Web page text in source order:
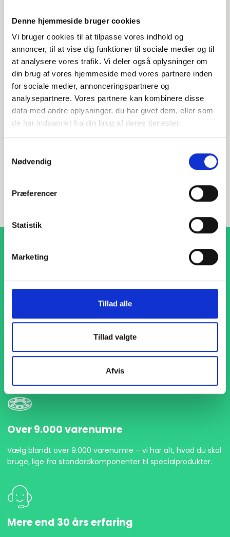
Denne hjemmeside bruger cookies
Vi bruger cookies til at tilpasse vores indhold og
annoncer, til at vise dig funktioner til sociale medier og til
at analysere vores trafik. Vi deler også oplysninger om
din brug af vores hjemmeside med vores partnere inden
for sociale medier, annonceringspartnere og
analysepartnere. Vores partnere kan kombinere disse
data med andre oplysninger, du har givet dem, eller som
de har indsamlet fra din brug af deres tjenester.
Nødvendig
Præferencer
Statistik
Marketing
Tillad alle
Tillad valgte
Afvis
Har du spørgsmål?
Vi står klar til at hjælpe med spørgsmål om produkter,
service eller andet. Kontakt os for professionel rådgivning
og sparring.
1-4 dages levering
Med hurtig levering på kun 1-4 dage sikrer vi, at dine
præcist og til tiden, så du kan holde dit produktionsflow
Over 9.000 varenumre
Vælg blandt over 9.000 varenumre – vi har alt, hvad du skal
bruge, lige fra standardkomponenter til specialprodukter.
Mere end 30 års erfaring